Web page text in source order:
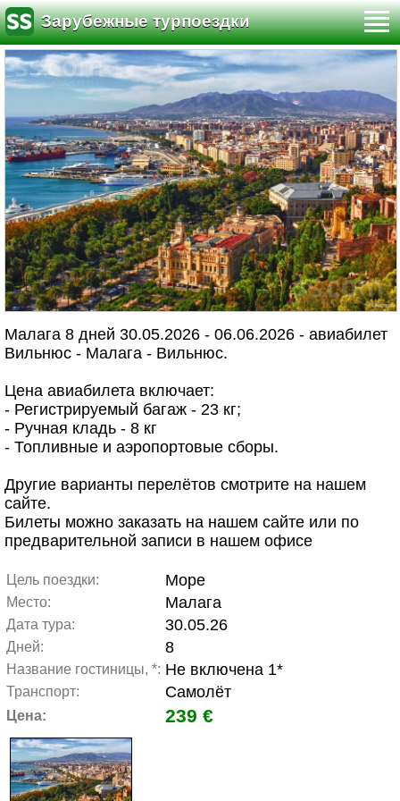
Зарубежные турпоездки
Малага 8 дней 30.05.2026 - 06.06.2026 - авиабилет
Вильнюс - Малага - Вильнюс.
Цена авиабилета включает:
- Регистрируемый багаж - 23 кг;
- Ручная кладь - 8 кг
- Топливные и аэропортовые сборы.
Другие варианты перелётов смотрите на нашем
сайте.
Билеты можно заказать на нашем сайте или по
предварительной записи в нашем офисе
Цель поездки: Море
Место: Малага
Дата тура: 30.05.26
Дней: 8
Название гостиницы, *: Не включена 1*
Транспорт: Самолёт
Цена: 239 €